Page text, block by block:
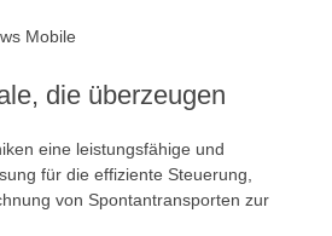
Mobile
die überzeugen
eine leistungsfähige und
für die effiziente Steuerung,
von Spontantransporten zur